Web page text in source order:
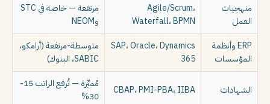
منهجيات
العمل
Agile/Scrum،
Waterfall، BPMN
مرتفعة — خاصة في STC
وNEOM
ERP وأنظمة
المؤسسات
SAP، Oracle، Dynamics
365
متوسطة-مرتفعة (أرامكو،
SABIC، البنوك)
الشهادات CBAP، PMI-PBA، IIBA
مُميِّزة — تُرفع الراتب 15-
30%